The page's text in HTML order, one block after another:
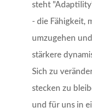
steht
- die Fähigkeit,
umzugehen
stärkere
Sich zu
stecken zu
und für uns in